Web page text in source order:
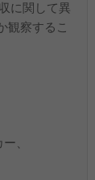
に関して異
観察するこ
、